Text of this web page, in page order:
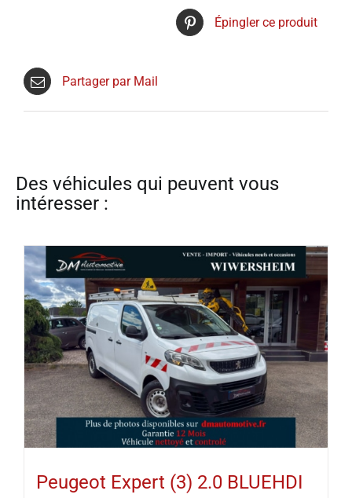
Épingler ce produit
Partager par Mail
Peugeot Expert (3) 2.0 BLUEHDI